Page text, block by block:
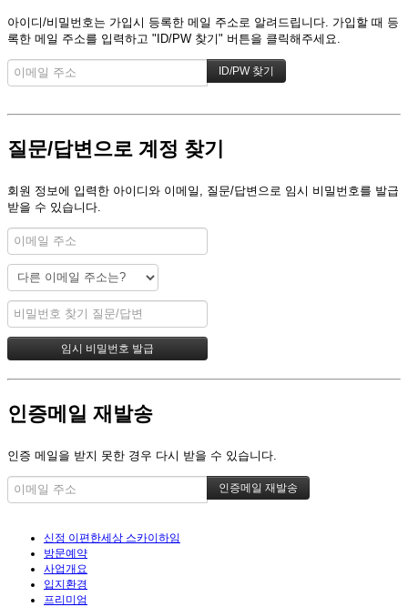
아이디/비밀번호는 가입시 등록한 메일 주소로 알려드립니다. 가입할 때 등
록한 메일 주소를 입력하고 "ID/PW 찾기" 버튼을 클릭해주세요.
질문/답변으로 계정 찾기
회원 정보에 입력한 아이디와 이메일, 질문/답변으로 임시 비밀번호를 발급
받을 수 있습니다.
인증메일 재발송
인증 메일을 받지 못한 경우 다시 받을 수 있습니다.
신정 이편한세상 스카이하임
방문예약
사업개요
입지환경
프리미엄